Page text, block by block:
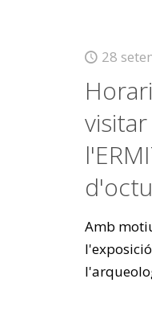
28
Amb
l'exposició